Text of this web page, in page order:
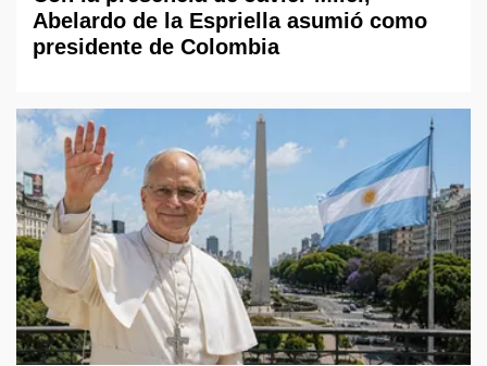
Abelardo de la Espriella asumió como
presidente de Colombia